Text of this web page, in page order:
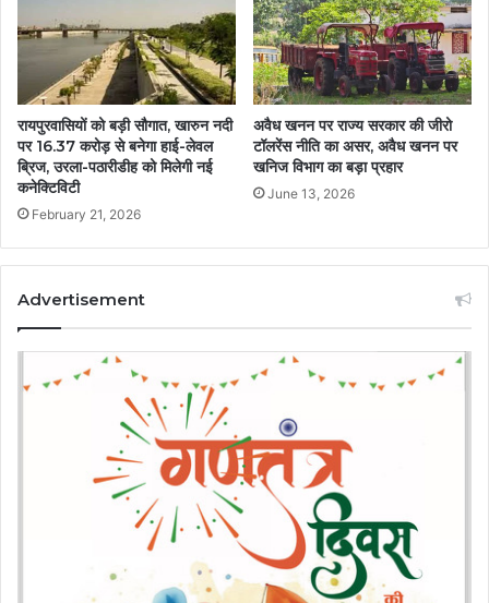
रायपुरवासियों को बड़ी सौगात, खारुन नदी
पर 16.37 करोड़ से बनेगा हाई-लेवल
ब्रिज, उरला-पठारीडीह को मिलेगी नई
कनेक्टिविटी
February 21, 2026
अवैध खनन पर राज्य सरकार की जीरो
टॉलरेंस नीति का असर, अवैध खनन पर
खनिज विभाग का बड़ा प्रहार
June 13, 2026
Advertisement